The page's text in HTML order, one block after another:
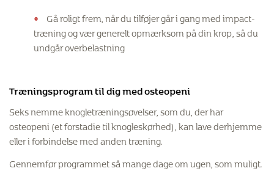
Gå roligt frem, når du tilføjer går i gang med impact-
træning og vær generelt opmærksom på din krop, så du
undgår overbelastning
Træningsprogram til dig med osteopeni
Seks nemme knogletræningsøvelser, som du, der har
osteopeni (et forstadie til knogleskørhed), kan lave derhjemme
eller i forbindelse med anden træning.
Gennemfør programmet så mange dage om ugen, som muligt.